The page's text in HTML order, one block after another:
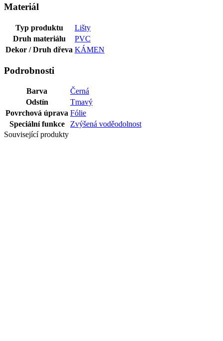
Materiál
Typ produktu
Lišty
Druh materiálu
PVC
Dekor / Druh dřeva KÁMEN
Podrobnosti
Barva
Černá
Odstín
Tmavý
Povrchová úprava Fólie
Speciální funkce
Zvýšená voděodolnost
Související produkty